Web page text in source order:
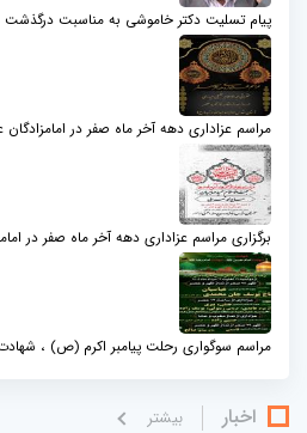
پیام تسلیت دکتر خاموشی به مناسبت درگذشت
مراسم عزاداری دهه آخر ماه صفر در امامزادگان
برگزاری مراسم عزاداری دهه آخر ماه صفر در
مراسم سوگواری رحلت پیامبر اکرم (ص) ،
اخبار بيشتر